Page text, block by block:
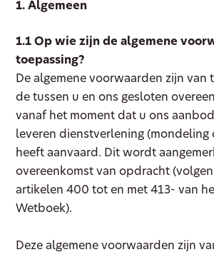
1. Algemeen
1.1 Op wie zijn de algemene
toepassing?
De algemene voorwaarden zijn van
de tussen u en ons gesloten
vanaf het moment dat u ons
leveren dienstverlening (mondeling
heeft aanvaard. Dit wordt
overeenkomst van opdracht
artikelen 400 tot en met 413- van
Wetboek).
Deze algemene voorwaarden zijn